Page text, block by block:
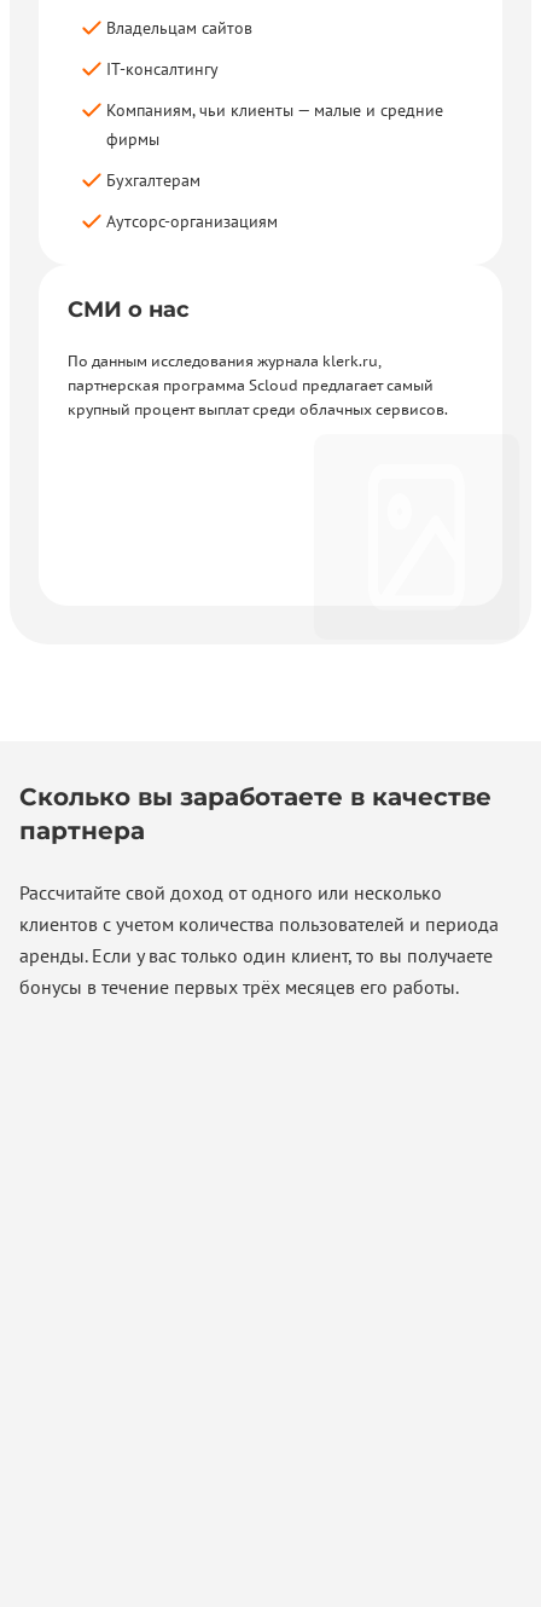
Владельцам сайтов
IT-консалтингу
Компаниям, чьи клиенты — малые и средние
фирмы
Бухгалтерам
Аутсорс-организациям
СМИ о нас
По данным исследования журнала klerk.ru,
партнерская программа Scloud предлагает самый
крупный процент выплат среди облачных сервисов.
Сколько вы заработаете в качестве
партнера
Рассчитайте свой доход от одного или несколько
клиентов с учетом количества пользователей и периода
аренды. Если у вас только один клиент, то вы получаете
бонусы в течение первых трёх месяцев его работы.